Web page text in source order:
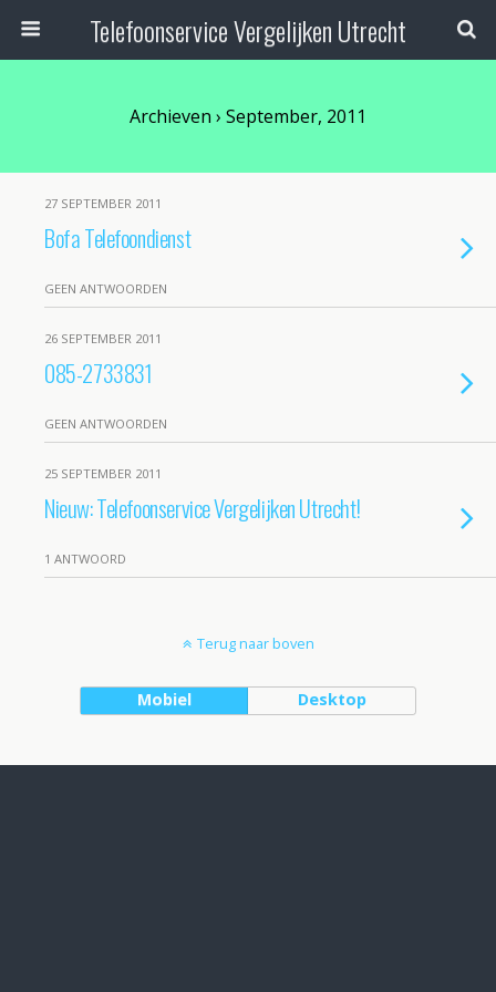
Telefoonservice Vergelijken Utrecht
Archieven › September, 2011
27 SEPTEMBER 2011
Bofa Telefoondienst
GEEN ANTWOORDEN
26 SEPTEMBER 2011
085-2733831
GEEN ANTWOORDEN
25 SEPTEMBER 2011
Nieuw: Telefoonservice Vergelijken Utrecht!
1 ANTWOORD
Terug naar boven
Mobiel Desktop